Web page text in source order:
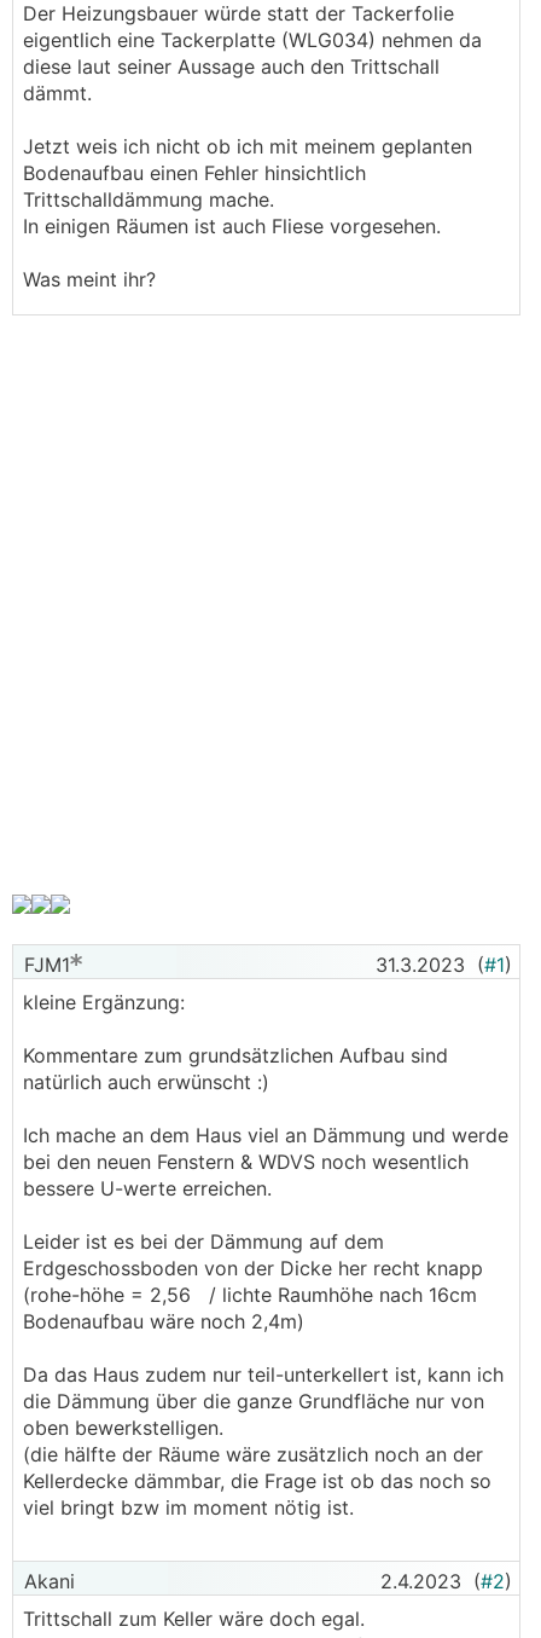
Der Heizungsbauer würde statt der Tackerfolie
eigentlich eine Tackerplatte (WLG034) nehmen da
diese laut seiner Aussage auch den Trittschall
dämmt.
Jetzt weis ich nicht ob ich mit meinem geplanten
Bodenaufbau einen Fehler hinsichtlich
Trittschalldämmung mache.
In einigen Räumen ist auch Fliese vorgesehen.
Was meint ihr?
FJM1 31.3.2023 (#1)
kleine Ergänzung:
Kommentare zum grundsätzlichen Aufbau sind
natürlich auch erwünscht :)
Ich mache an dem Haus viel an Dämmung und werde
bei den neuen Fenstern & WDVS noch wesentlich
bessere U-werte erreichen.
Leider ist es bei der Dämmung auf dem
Erdgeschossboden von der Dicke her recht knapp
(rohe-höhe = 2,56 / lichte Raumhöhe nach 16cm
Bodenaufbau wäre noch 2,4m)
Da das Haus zudem nur teil-unterkellert ist, kann ich
die Dämmung über die ganze Grundfläche nur von
oben bewerkstelligen.
(die hälfte der Räume wäre zusätzlich noch an der
Kellerdecke dämmbar, die Frage ist ob das noch so
viel bringt bzw im moment nötig ist.
Akani 2.4.2023 (#2)
Trittschall zum Keller wäre doch egal.